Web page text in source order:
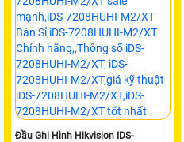
Đầu Ghi Hình Hikvision IDS-